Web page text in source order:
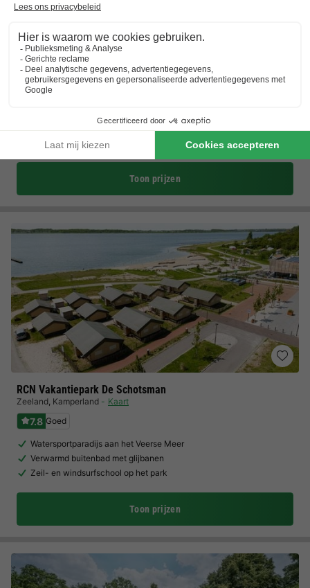
Blue Green Holiday Vakantiehuizen
Zeeland,Yerseke Kaart
9.8 Uitstekend
Individuele vakantiehuizen
Dichtbij het strand
Toon prijzen
RCN Vakantiepark De Schotsman
Zeeland, Kamperland Kaart
7.8 Goed
Watersportparadijs aan het Veerse Meer
Verwarmd buitenbad met glijbanen
Zeil- en windsurfschool op het park
Toon prijzen